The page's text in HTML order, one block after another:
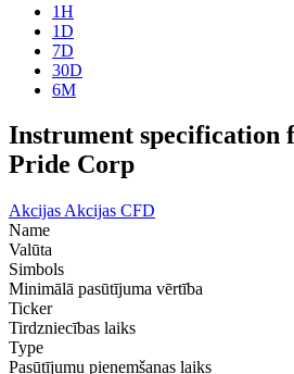
1H
1D
7D
30D
6M
Instrument specification
Pride Corp
Akcijas Akcijas CFD
Name
Valūta
Simbols
Minimālā pasūtījuma vērtība
Ticker
Tirdzniecības laiks
Type
Pasūtījumu pieņemšanas laiks